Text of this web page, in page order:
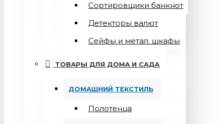
Сортировщики банкнот
Детекторы валют
Сейфы и метал. шкафы
ТОВАРЫ ДЛЯ ДОМА И САДА
ДОМАШНИЙ ТЕКСТИЛЬ
Полотенца